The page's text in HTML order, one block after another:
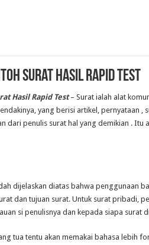
Surat Hasil Rapid Test
Hasil Rapid Test– Surat ialah alat
yang berisi artikel, pernyataan ,
dari penulis surat hal yang demikian . Itu
dijelaskan diatas bahwa penggunaan
dan tujuan surat. Untuk surat pribadi,
si penulisnya dan kepada siapa surat
tua tentu akan memakai bahasa lebih